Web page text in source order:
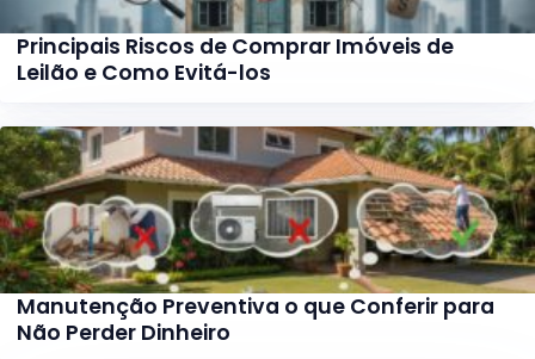
Principais Riscos de Comprar Imóveis de
Leilão e Como Evitá-los
Manutenção Preventiva o que Conferir para
Não Perder Dinheiro